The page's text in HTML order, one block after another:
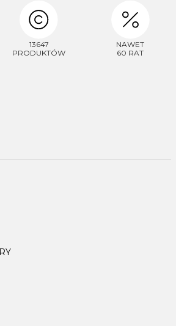
13647
PRODUKTÓW
NAWET
60 RAT